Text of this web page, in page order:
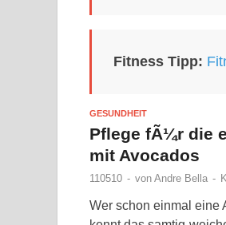
Fitness Tipp:
GESUNDHEIT
Pflege fÃ¼r die
mit Avocados
110510 - von Andre Bella -
Wer schon einmal eine